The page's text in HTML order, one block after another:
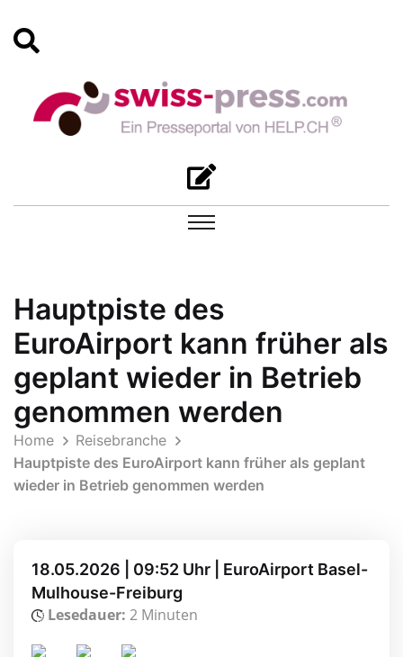
Hauptpiste des
EuroAirport kann früher als
geplant wieder in Betrieb
genommen werden
Home
Reisebranche
Hauptpiste des EuroAirport kann früher als geplant
wieder in Betrieb genommen werden
18.05.2026 | 09:52 Uhr | EuroAirport Basel-
Mulhouse-Freiburg
Lesedauer: 2 Minuten